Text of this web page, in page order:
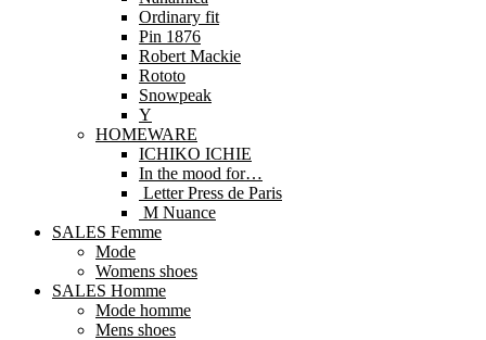
Ordinary fit
Pin 1876
Robert Mackie
Rototo
Snowpeak
Y
HOMEWARE
ICHIKO ICHIE
In the mood for…
Letter Press de Paris
M Nuance
SALES Femme
Mode
Womens shoes
SALES Homme
Mode homme
Mens shoes